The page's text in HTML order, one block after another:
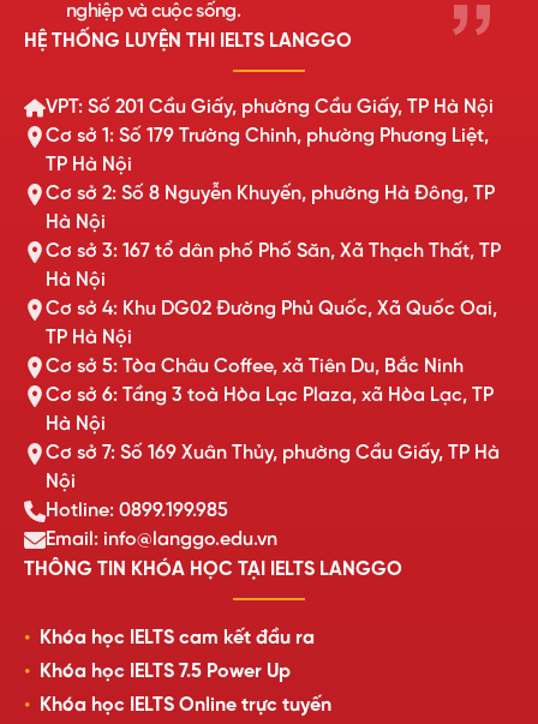
nghiệp và cuộc sống.
HỆ THỐNG LUYỆN THI IELTS LANGGO
VPT: Số 201 Cầu Giấy, phường Cầu Giấy, TP Hà Nội
Cơ sở 1: Số 179 Trường Chinh, phường Phương Liệt,
TP Hà Nội
Cơ sở 2: Số 8 Nguyễn Khuyến, phường Hà Đông, TP
Hà Nội
Cơ sở 3: 167 tổ dân phố Phố Săn, Xã Thạch Thất, TP
Hà Nội
Cơ sở 4: Khu DG02 Đường Phủ Quốc, Xã Quốc Oai,
TP Hà Nội
Cơ sở 5: Tòa Châu Coffee, xã Tiên Du, Bắc Ninh
Cơ sở 6: Tầng 3 toà Hòa Lạc Plaza, xã Hòa Lạc, TP
Hà Nội
Cơ sở 7: Số 169 Xuân Thủy, phường Cầu Giấy, TP Hà
Nội
Hotline: 0899.199.985
Email: info@langgo.edu.vn
THÔNG TIN KHÓA HỌC TẠI IELTS LANGGO
Khóa học IELTS cam kết đầu ra
Khóa học IELTS 7.5 Power Up
Khóa học IELTS Online trực tuyến